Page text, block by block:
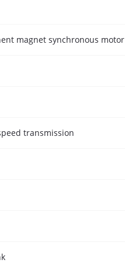
magnet synchronous motor
transmission